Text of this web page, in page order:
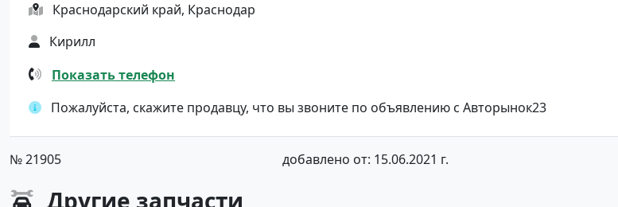
Краснодарский край, Краснодар
Кирилл
Показать телефон
Пожалуйста, скажите продавцу, что вы звоните по объявлению с Авторынок23
№ 21905 добавлено от: 15.06.2021 г.
Другие запчасти